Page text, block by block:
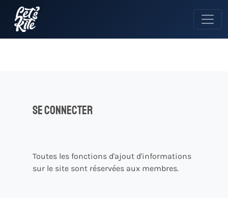
Se connecter
Toutes les fonctions d'ajout d'informations
sur le site sont réservées aux membres.